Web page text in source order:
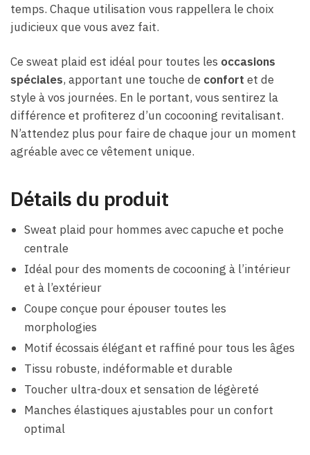
temps. Chaque utilisation vous rappellera le choix
judicieux que vous avez fait.
Ce sweat plaid est idéal pour toutes les occasions
spéciales, apportant une touche de confort et de
style à vos journées. En le portant, vous sentirez la
différence et profiterez d’un cocooning revitalisant.
N’attendez plus pour faire de chaque jour un moment
agréable avec ce vêtement unique.
Détails du produit
Sweat plaid pour hommes avec capuche et poche
centrale
Idéal pour des moments de cocooning à l’intérieur
et à l’extérieur
Coupe conçue pour épouser toutes les
morphologies
Motif écossais élégant et raffiné pour tous les âges
Tissu robuste, indéformable et durable
Toucher ultra-doux et sensation de légèreté
Manches élastiques ajustables pour un confort
optimal